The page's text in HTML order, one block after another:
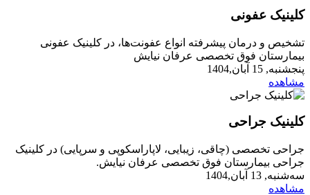
کلینیک عفونی
تشخیص و درمان پیشرفته انواع عفونت‌ها، در کلینیک عفونی
بیمارستان فوق تخصصی عرفان نیایش
پنجشنبه, 15 آبان,1404
مشاهده
کلینیک جراحی
جراحی تخصصی (چاقی، زیبایی، لاپاراسکوپی و سرپایی) در کلینیک
جراحی بیمارستان فوق تخصصی عرفان نیایش.
ﺳﻪشنبه, 13 آبان,1404
مشاهده